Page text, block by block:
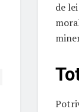
de